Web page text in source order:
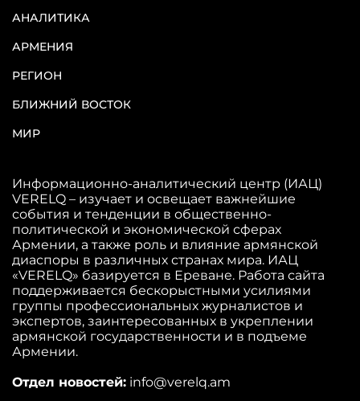
АНАЛИТИКА
АРМЕНИЯ
РЕГИОН
БЛИЖНИЙ ВОСТОК
МИР
Информационно-аналитический центр (ИАЦ)
VERELQ – изучает и освещает важнейшие
события и тенденции в общественно-
политической и экономической сферах
Армении, а также роль и влияние армянской
диаспоры в различных странах мира. ИАЦ
«VERELQ» базируется в Ереване. Работа сайта
поддерживается бескорыстными усилиями
группы профессиональных журналистов и
экспертов, заинтересованных в укреплении
армянской государственности и в подъеме
Армении.
Отдел новостей: info@verelq.am